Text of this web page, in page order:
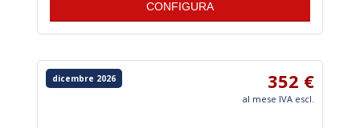
CONFIGURA
dicembre 2026 352 €
al mese IVA escl.